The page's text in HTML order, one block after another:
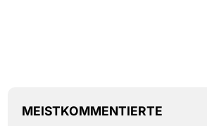
MEISTKOMMENTIERTE